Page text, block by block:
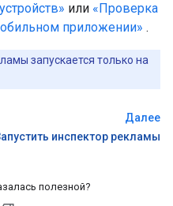
или «Проверка
приложении» .
запускается только на
Далее
инспектор рекламы
полезной?